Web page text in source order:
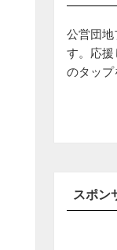
公営団地
す。応援
のタップ
スポン